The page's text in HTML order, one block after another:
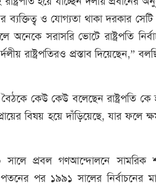
ব্যক্তিত্ব ও যোগ্যতা থাকা দরকার
সরাসরি ভোটে রাষ্ট্রপতি
রাষ্ট্রপতিরও প্রস্তাব দিয়েছেন,”
কেউ কেউ বলেছেন রাষ্ট্রপতি কে
বিষয় হয়ে দাঁড়িয়েছে, যার ফলে
সালে প্রবল গণআন্দোলনে সামরিক
পর ১৯৯১ সালের নির্বাচনের